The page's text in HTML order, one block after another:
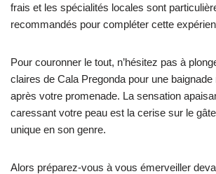
frais et les spécialités locales sont
recommandés pour compléter cette
Pour couronner le tout, n’hésitez pas à
claires de Cala Pregonda pour une
après votre promenade. La sensation
caressant votre peau est la cerise sur le
unique en son genre.
Alors préparez-vous à vous émerveiller